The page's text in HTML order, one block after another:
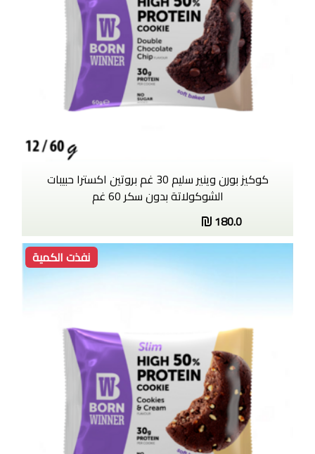
كوكيز بورن وينير سليم 30 غم بروتين اكسترا حبيبات
الشوكولاتة بدون سكر 60 غم
180.0
نفذت الكمية